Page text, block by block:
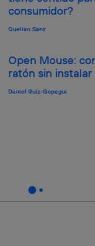
consumidor?
Quelian Sanz
Open Mouse:
ratón sin instalar
Daniel Ruiz-Gopegui